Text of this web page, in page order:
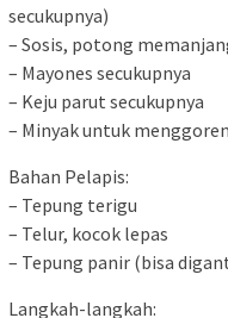
secukupnya)
– Sosis, potong
– Mayones secukupnya
– Keju parut secukupnya
– Minyak untuk
Bahan Pelapis:
– Tepung terigu
– Telur, kocok lepas
– Tepung panir (bisa
Langkah-langkah: